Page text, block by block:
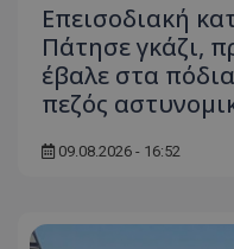
Επεισοδιακή
Πάτησε γκάζι,
έβαλε στα
πεζός
09.08.2026 - 16:52